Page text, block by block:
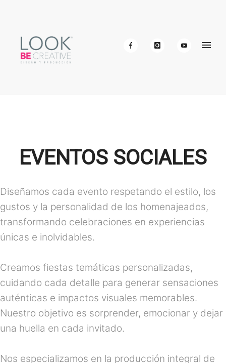
EVENTOS SOCIALES
Diseñamos cada evento respetando el estilo, los
gustos y la personalidad de los homenajeados,
transformando celebraciones en experiencias
únicas e inolvidables.
Creamos fiestas temáticas personalizadas,
cuidando cada detalle para generar sensaciones
auténticas e impactos visuales memorables.
Nuestro objetivo es sorprender, emocionar y dejar
una huella en cada invitado.
Nos especializamos en la producción integral de